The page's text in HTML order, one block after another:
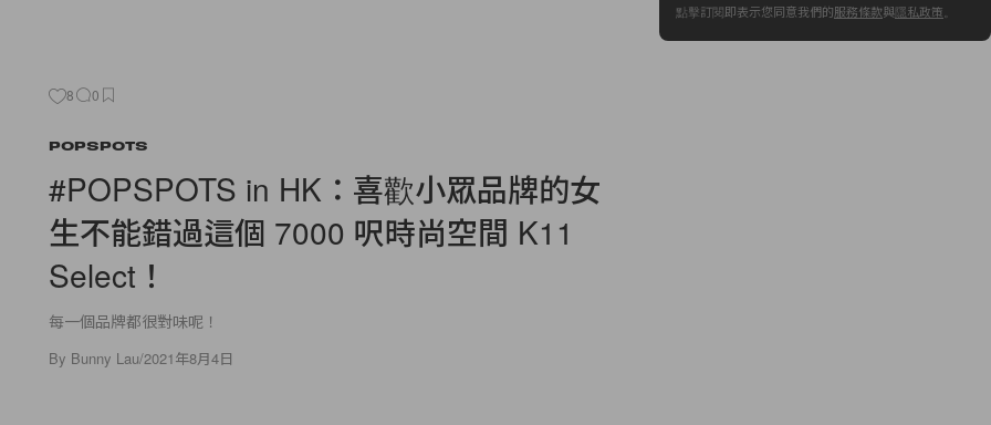
8 0
POPSPOTS
#POPSPOTS in HK：喜歡小眾品牌的女
生不能錯過這個 7000 呎時尚空間 K11
Select！
每一個品牌都很對味呢！
By Bunny Lau/2021年8月4日
點擊訂閱即表示您同意我們的服務條款與隱私政策